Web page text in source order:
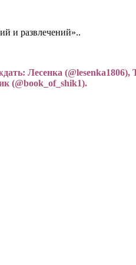
и развлечений»..
Лесенка (@lesenka1806),
(@book_of_shik1).